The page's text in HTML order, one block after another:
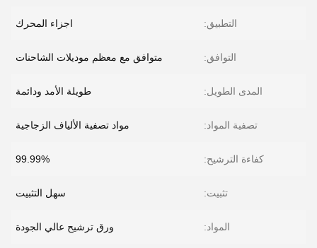
التطبيق: اجزاء المحرك
التوافق: متوافق مع معظم موديلات الشاحنات
المدى الطويل: طويلة الأمد ودائمة
تصفية المواد: مواد تصفية الألياف الزجاجية
كفاءة الترشيح: 99.99%
تثبيت: سهل التثبيت
المواد: ورق ترشيح عالي الجودة